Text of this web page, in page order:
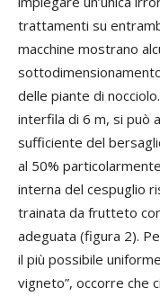
trattamenti su
macchine mostrano
delle piante di
interfila di 6 m, si può
sufficiente del
al 50%
interna del cespuglio
trainata da frutteto
adeguata (figura 2).
il più possibile
vigneto”, occorre che